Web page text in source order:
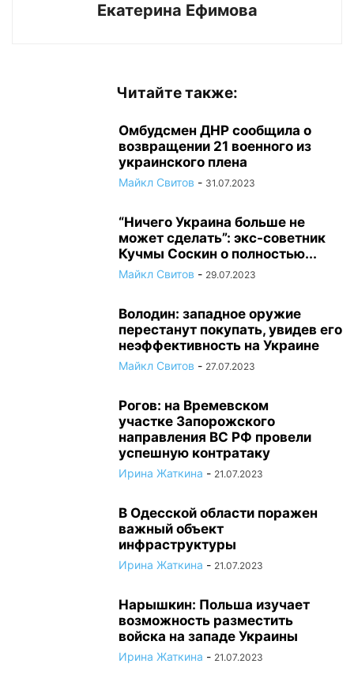
Екатерина Ефимова
Читайте также:
Омбудсмен ДНР сообщила о
возвращении 21 военного из
украинского плена
Майкл Свитов - 31.07.2023
“Ничего Украина больше не
может сделать”: экс-советник
Кучмы Соскин о полностью...
Майкл Свитов - 29.07.2023
Володин: западное оружие
перестанут покупать, увидев его
неэффективность на Украине
Майкл Свитов - 27.07.2023
Рогов: на Времевском
участке Запорожского
направления ВС РФ провели
успешную контратаку
Ирина Жаткина - 21.07.2023
В Одесской области поражен
важный объект
инфраструктуры
Ирина Жаткина - 21.07.2023
Нарышкин: Польша изучает
возможность разместить
войска на западе Украины
Ирина Жаткина - 21.07.2023